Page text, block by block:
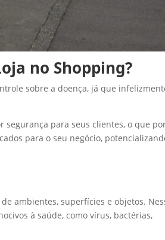
no Shopping?
sobre a doença, já que
segurança para seus clientes, o que
para o seu negócio,
ambientes, superfícies e objetos.
à saúde, como vírus, bactérias,